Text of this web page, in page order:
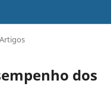
Artigos
dos